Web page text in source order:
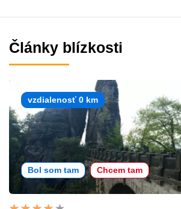
Články blízkosti
vzdialenosť 0 km
Bol som tam Chcem tam